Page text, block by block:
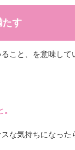
たす
こと、を意味して
な気持ちになっ